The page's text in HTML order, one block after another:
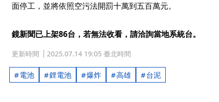
面停工，並將依照空污法開罰十萬到五百萬元。
鏡新聞已上架86台，若無法收看，請洽詢當地系統台。
更新時間 2025.07.14 19:05 臺北時間
電池 鋰電池 爆炸 高雄 台泥